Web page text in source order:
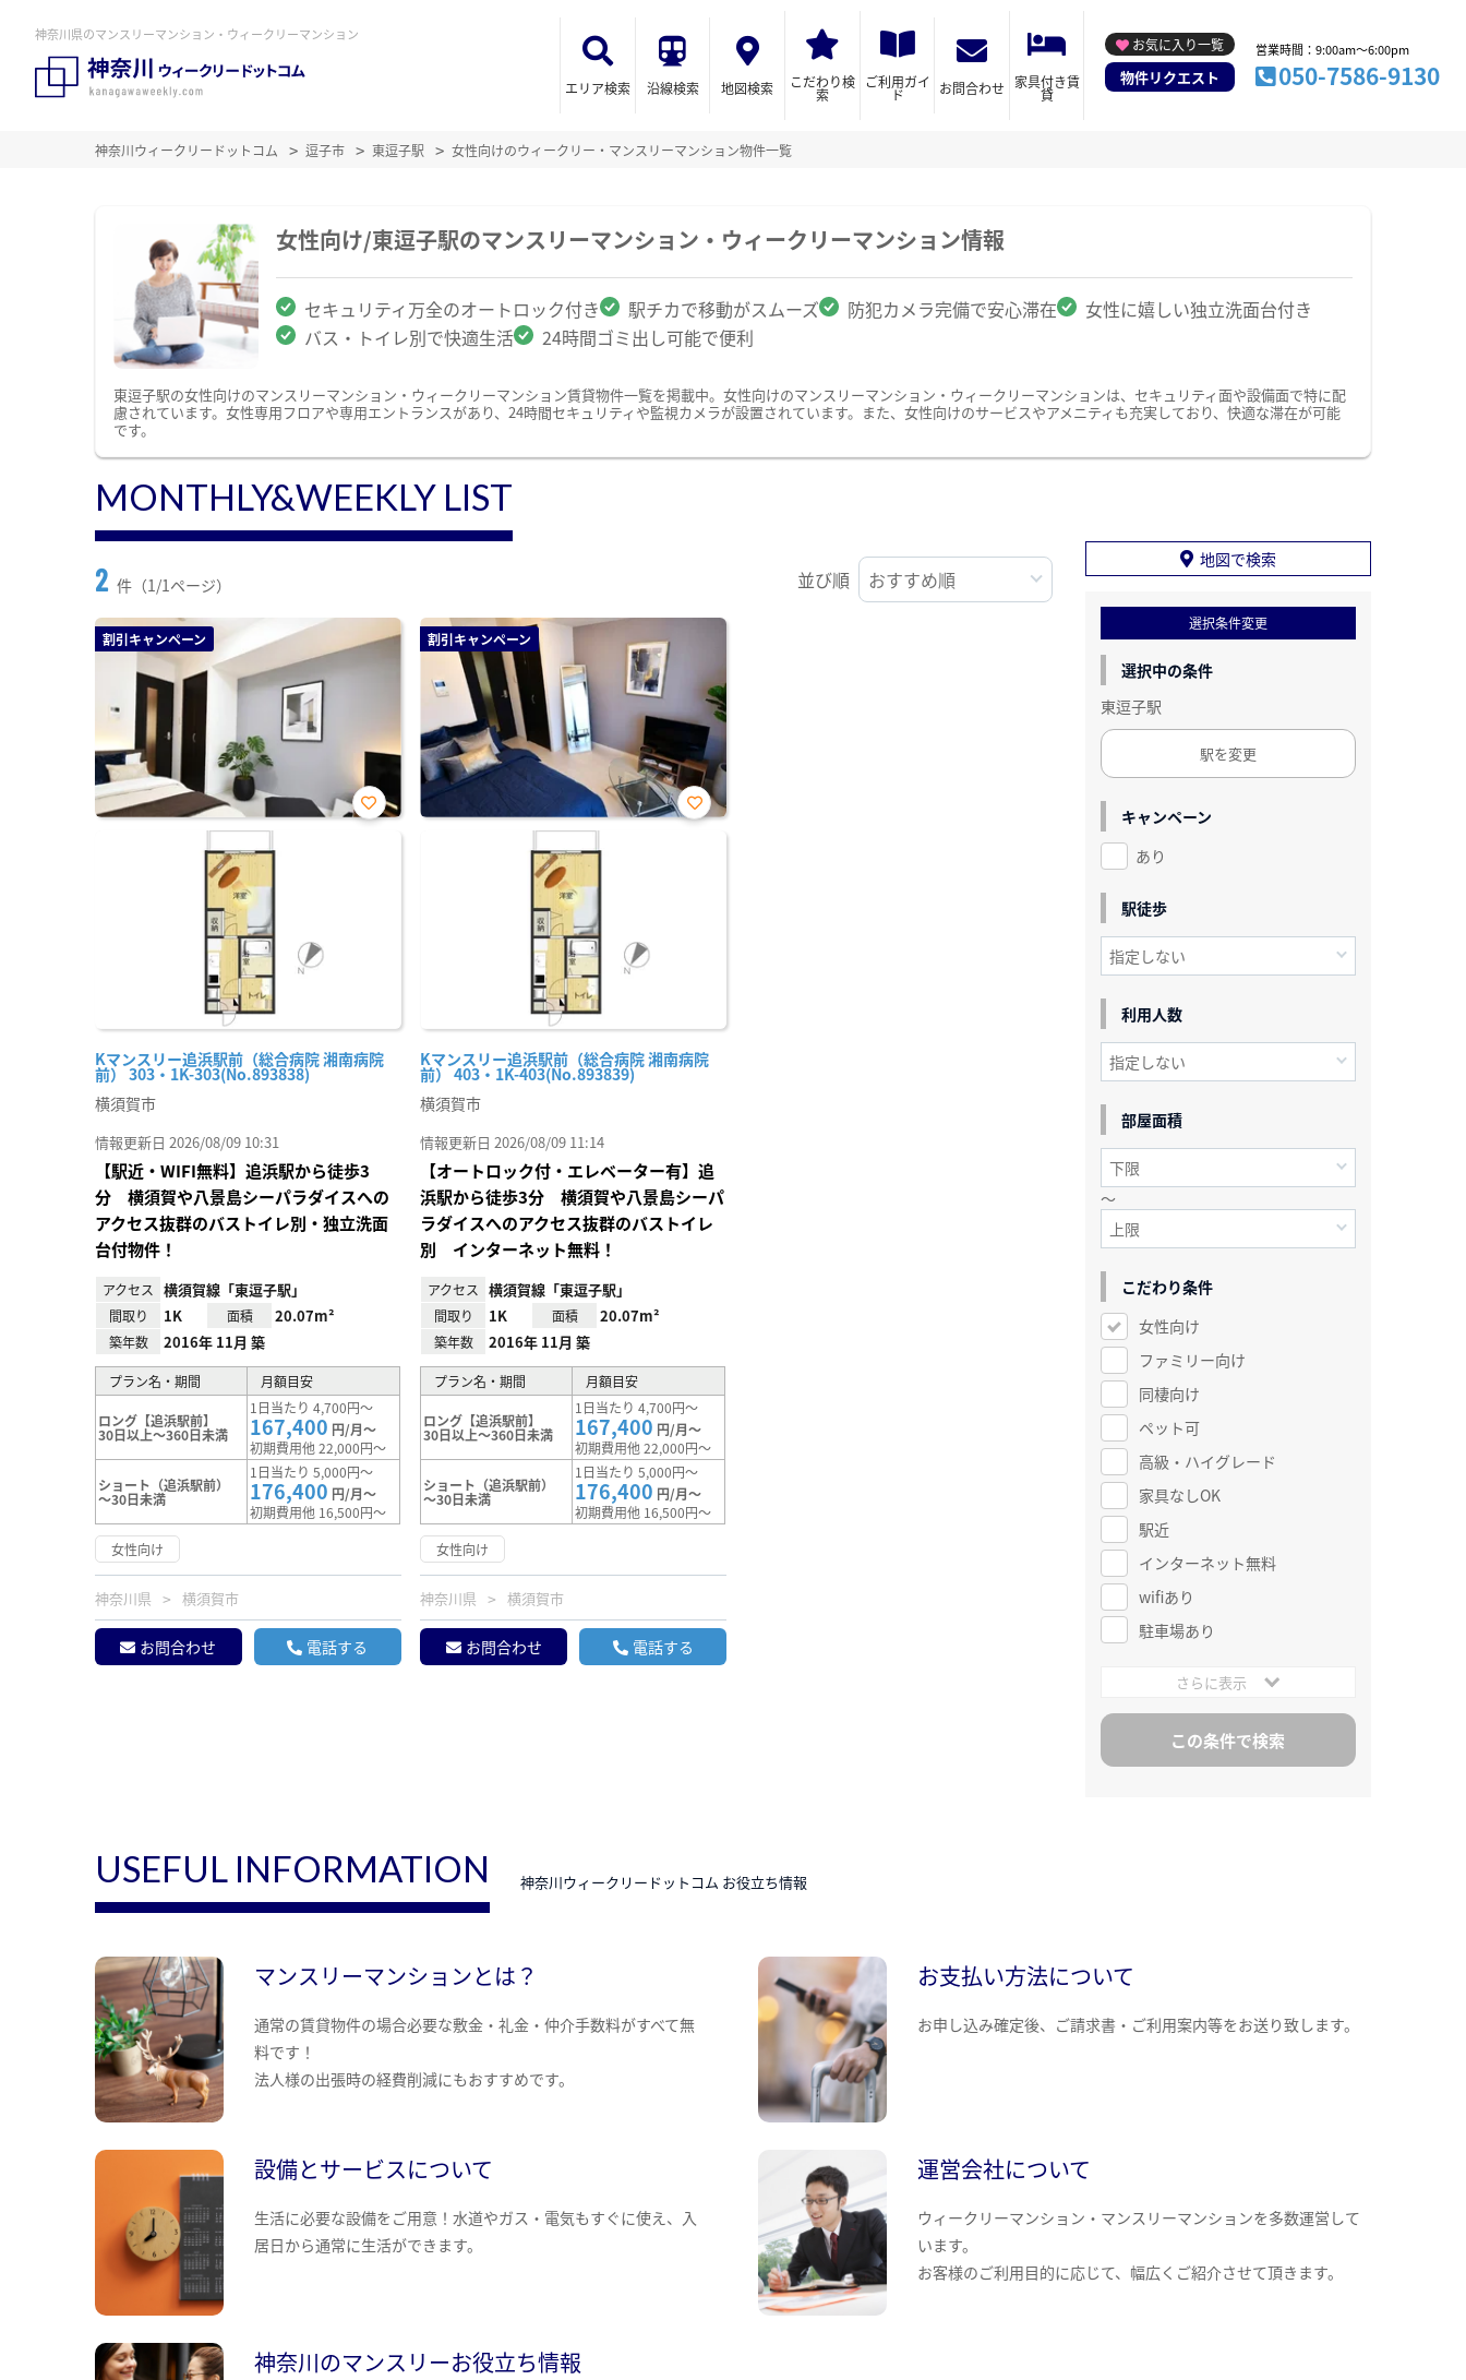
神奈川県のマンスリーマンション・ウィークリーマンション
エリア検索 沿線検索 地図検索 こだわり検
索
ご利用ガイ
ド お問合わせ 家具付き賃
貸
お気に入り一覧
物件リクエスト
営業時間：9:00am～6:00pm
050-7586-9130
神奈川ウィークリードットコム 逗子市 東逗子駅 女性向けのウィークリー・マンスリーマンション物件一覧
女性向け/東逗子駅のマンスリーマンション・ウィークリーマンション情報
セキュリティ万全のオートロック付き 駅チカで移動がスムーズ 防犯カメラ完備で安心滞在
女性に嬉しい独立洗面台付き
バス・トイレ別で快適生活
24時間ゴミ出し可能で便利
東逗子駅の女性向けのマンスリーマンション・ウィークリーマンション賃貸物件一覧を掲載中。女性向けのマンスリーマンション・ウィークリーマンションは、セキュリティ面や設備面で特に配
慮されています。女性専用フロアや専用エントランスがあり、24時間セキュリティや監視カメラが設置されています。また、女性向けのサービスやアメニティも充実しており、快適な滞在が可能
です。
MONTHLY&WEEKLY LIST
2 件（1/1ページ） 並び順
割引キャンペーン
Kマンスリー追浜駅前（総合病院 湘南病院
前） 303・1K-303(No.893838)
お気
横須賀市
情報更新日 2026/08/09 10:31
【駅近・WIFI無料】追浜駅から徒歩3
分 横須賀や八景島シーパラダイスへの
アクセス抜群のバストイレ別・独立洗面
台付物件！
アクセス 横須賀線「東逗子駅」
間取り 1K 面積 20.07m²
築年数 2016年 11月 築
プラン名・期間 月額目安
ロング【追浜駅前】
30日以上～360日未満
1日当たり 4,700円～
167,400 円/月～
初期費用他 22,000円～
ショート（追浜駅前）
～30日未満
1日当たり 5,000円～
176,400 円/月～
初期費用他 16,500円～
女性向け
神奈川県 横須賀市
お問合わせ 電話する
割引キャンペーン
Kマンスリー追浜駅前（総合病院 湘南病院
前） 403・1K-403(No.893839)
お気
横須賀市
情報更新日 2026/08/09 11:14
【オートロック付・エレベーター有】追
浜駅から徒歩3分 横須賀や八景島シーパ
ラダイスへのアクセス抜群のバストイレ
別 インターネット無料！
アクセス 横須賀線「東逗子駅」
間取り 1K 面積 20.07m²
築年数 2016年 11月 築
プラン名・期間 月額目安
ロング【追浜駅前】
30日以上～360日未満
1日当たり 4,700円～
167,400 円/月～
初期費用他 22,000円～
ショート（追浜駅前）
～30日未満
1日当たり 5,000円～
176,400 円/月～
初期費用他 16,500円～
女性向け
神奈川県 横須賀市
お問合わせ 電話する
地図で検索
選択条件変更
選択中の条件
東逗子駅
駅を変更
キャンペーン
あり
駅徒歩
利用人数
部屋面積
～
こだわり条件
女性向け
ファミリー向け
同棲向け
ペット可
高級・ハイグレード
家具なしOK
駅近
インターネット無料
wifiあり
駐車場あり
さらに表示
USEFUL INFORMATION 神奈川ウィークリードットコム お役立ち情報
マンスリーマンションとは？
通常の賃貸物件の場合必要な敷金・礼金・仲介手数料がすべて無
料です！
法人様の出張時の経費削減にもおすすめです。
お支払い方法について
お申し込み確定後、ご請求書・ご利用案内等をお送り致します。
設備とサービスについて
生活に必要な設備をご用意！水道やガス・電気もすぐに使え、入
居日から通常に生活ができます。
運営会社について
ウィークリーマンション・マンスリーマンションを多数運営して
います。
お客様のご利用目的に応じて、幅広くご紹介させて頂きます。
神奈川のマンスリーお役立ち情報